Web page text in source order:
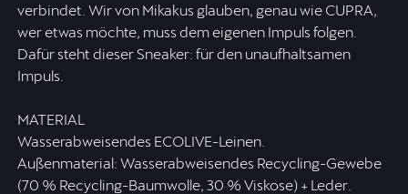
verbindet. Wir von Mikakus glauben, genau wie CUPRA,
wer etwas möchte, muss dem eigenen Impuls folgen.
Dafür steht dieser Sneaker: für den unaufhaltsamen
Impuls.
MATERIAL
Wasserabweisendes ECOLIVE-Leinen.
Außenmaterial: Wasserabweisendes Recycling-Gewebe
(70 % Recycling-Baumwolle, 30 % Viskose) + Leder.